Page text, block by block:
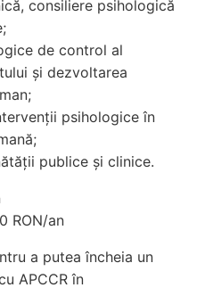
consiliere psihologică
de control al
și dezvoltarea
psihologice în
publice și clinice.
RON/an
a putea încheia un
APCCR în